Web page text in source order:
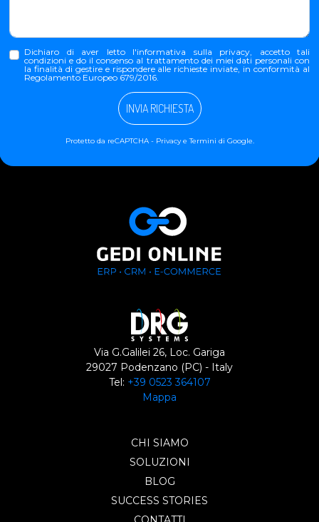
Dichiaro di aver letto l'informativa sulla privacy , accetto tali
condizioni e do il consenso al trattamento dei miei dati personali con
la finalità di gestire e rispondere alle richieste inviate, in conformità al
Regolamento Europeo 679/2016.
INVIA RICHIESTA
Protetto da reCAPTCHA - PrivacyeTermini di Google.
Via G.Galilei 26, Loc. Gariga
29027 Podenzano (PC) - Italy
Tel: +39 0523 364107
Mappa
CHI SIAMO
SOLUZIONI
BLOG
SUCCESS STORIES